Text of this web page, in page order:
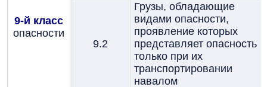
9-й класс
опасности
9.2
Грузы, обладающие
видами опасности,
проявление которых
представляет опасность
только при их
транспортировании
навалом